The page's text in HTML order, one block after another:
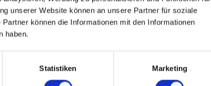
unserer Website können an unsere Partner für soziale
können die Informationen mit den Informationen
haben.
Statistiken Marketing